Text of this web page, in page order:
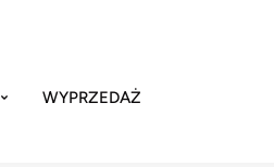
WYPRZEDAŻ